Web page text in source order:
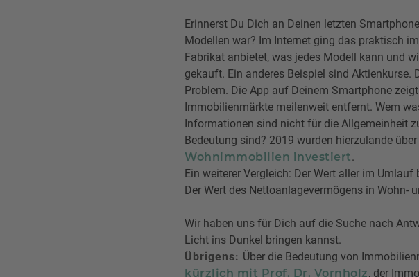
Erinnerst Du Dich an Deinen letzten
Modellen war? Im Internet ging das praktisch
Fabrikat anbietet, was jedes Modell kann und
gekauft. Ein anderes Beispiel sind Aktienkurse.
Problem. Die App auf Deinem Smartphone
Immobilienmärkte meilenweit entfernt. Wem
Informationen sind nicht für die Allgemeinheit
Bedeutung sind? 2019 wurden hierzulande
Wohnimmobilien investiert.
Ein weiterer Vergleich: Der Wert aller im
Der Wert des Nettoanlagevermögens in Wohn-
Wir haben uns für Dich auf die Suche nach
Licht ins Dunkel bringen kannst.
Übrigens: Über die Bedeutung von
kürzlich mit Prof. Dr. Vornholz, der